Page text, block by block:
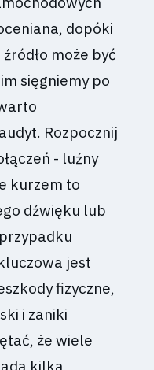
dopóki
może być
sięgniemy po
Rozpocznij
- luźny
kurzem to
dźwięku lub
jest
fizyczne,
i zaniki
że wiele
kilka